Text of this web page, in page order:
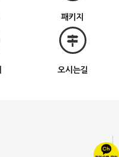
패키지
오시는길